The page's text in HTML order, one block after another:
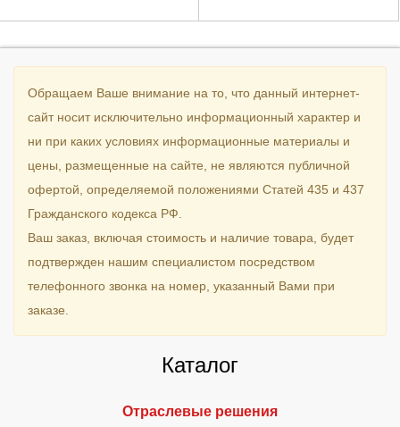
Обращаем Ваше внимание на то, что данный интернет-
сайт носит исключительно информационный характер и
ни при каких условиях информационные материалы и
цены, размещенные на сайте, не являются публичной
офертой, определяемой положениями Статей 435 и 437
Гражданского кодекса РФ.
Ваш заказ, включая стоимость и наличие товара, будет
подтвержден нашим специалистом посредством
телефонного звонка на номер, указанный Вами при
заказе.
Каталог
Отраслевые решения